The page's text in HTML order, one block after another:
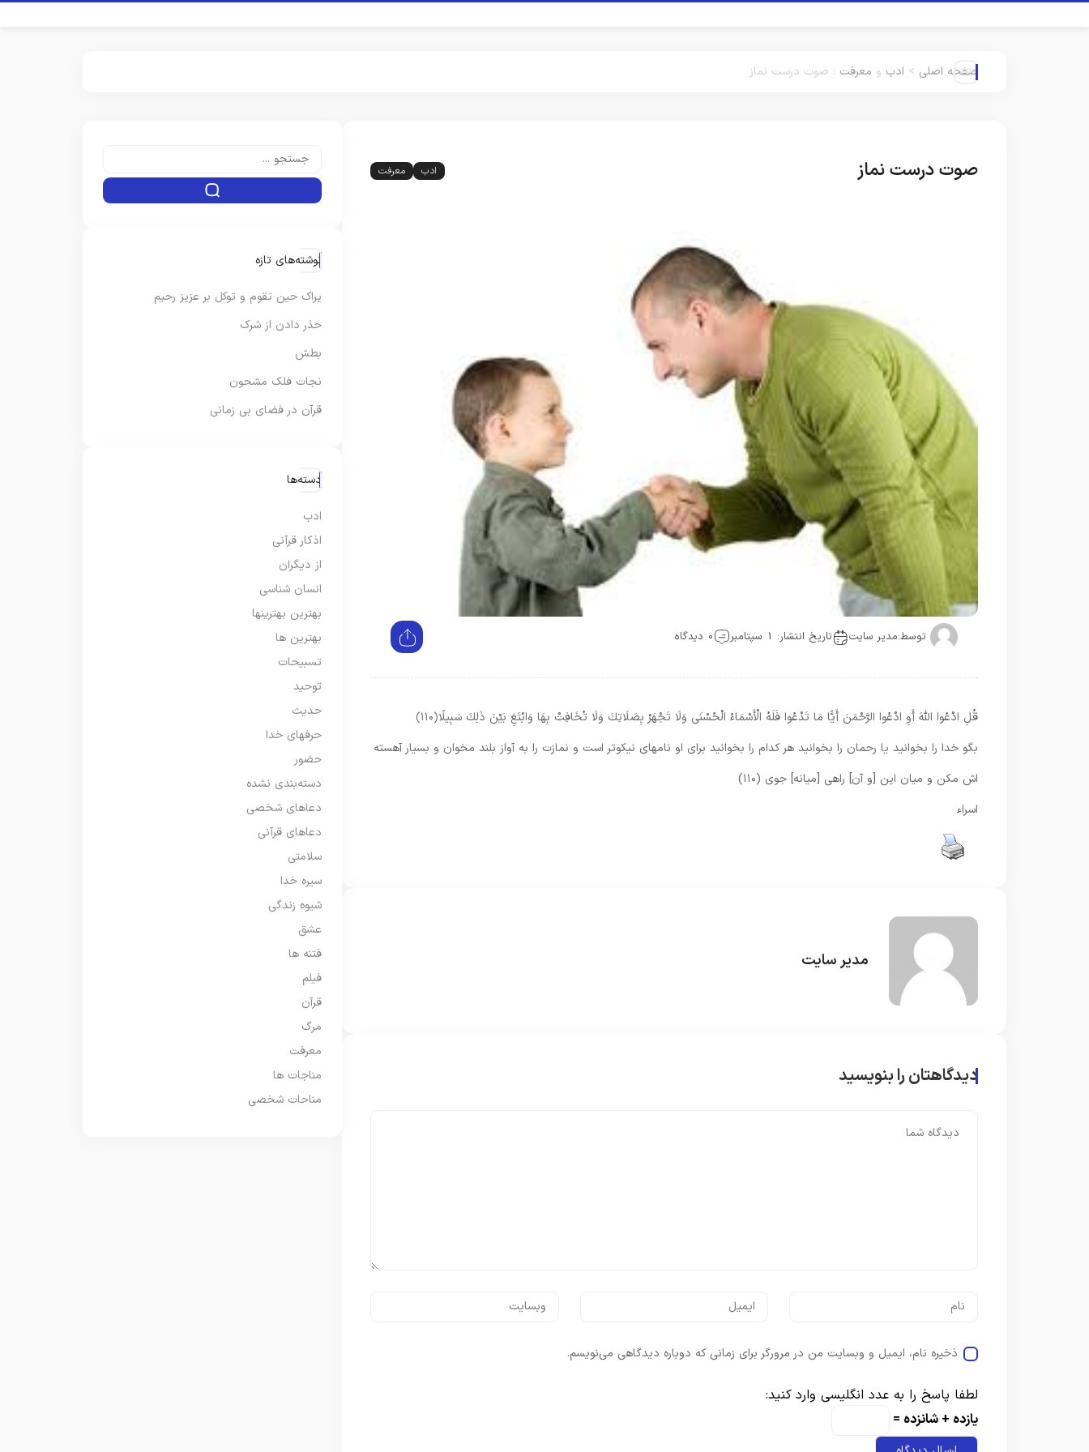
صفحه اصلی > ادب و معرفت : صوت درست نماز
صوت درست نماز ادب معرفت
توسط:مدیر سایت تاریخ انتشار: 1 سپتامبر 0 دیدگاه
قُلِ ادْعُوا اللَّهَ أَوِ ادْعُوا الرَّحْمَنَ أَيًّا مَا تَدْعُوا فَلَهُ الْأَسْمَاءُ الْحُسْنَى وَلَا تَجْهَرْ بِصَلَاتِكَ وَلَا تُخَافِتْ بِهَا وَابْتَغِ بَيْنَ ذَلِكَ سَبِيلًا﴿۱۱۰﴾
بگو خدا را بخوانيد يا رحمان را بخوانيد هر كدام را بخوانيد براى او نامهاى نيكوتر است و نمازت را به آواز بلند مخوان و بسيار آهسته‏
اش مكن و ميان اين [و آن] راهى [ميانه] جوى (۱۱۰)
اسراء
مدیر سایت
دیدگاهتان را بنویسید
ذخیره نام، ایمیل و وبسایت من در مرورگر برای زمانی که دوباره دیدگاهی می‌نویسم.
لطفا پاسخ را به عدد انگلیسی وارد کنید:
یازده + شانزده =
نوشته‌های تازه
یراک حین تقوم و توکل بر عزیز رحیم
حذر دادن از شرک
بطش
نجات فلک مشحون
قرآن در فضای بی زمانی
دسته‌ها
ادب
اذکار قرآنی
از دیگران
انسان شناسی
بهترین بهترینها
بهترین ها
تسبیحات
توحید
حدیث
حرفهای خدا
حضور
دسته‌بندی نشده
دعاهای شخصی
دعاهای قرآنی
سلامتی
سیره خدا
شیوه زندگی
عشق
فتنه ها
فیلم
قرآن
مرگ
معرفت
مناجات ها
مناحات شخصی